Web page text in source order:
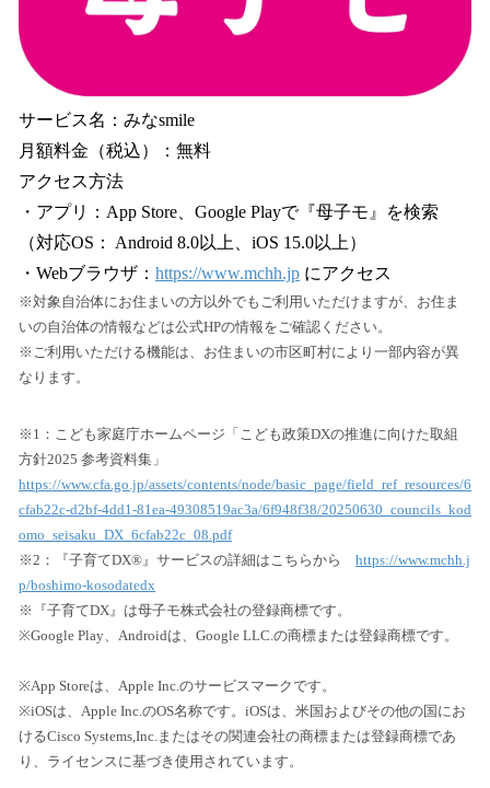
サービス名：みなsmile
月額料金（税込）：無料
アクセス方法
・アプリ：App Store、Google Playで『母子モ』を検索
（対応OS： Android 8.0以上、iOS 15.0以上）
・Webブラウザ： https://www.mchh.jp にアクセス
※対象自治体にお住まいの方以外でもご利用いただけますが、お住ま
いの自治体の情報などは公式HPの情報をご確認ください。
※ご利用いただける機能は、お住まいの市区町村により一部内容が異
なります。
※1：こども家庭庁ホームページ「こども政策DXの推進に向けた取組
方針2025 参考資料集」
https://www.cfa.go.jp/assets/contents/node/basic_page/field_ref_resources/6
cfab22c-d2bf-4dd1-81ea-49308519ac3a/6f948f38/20250630_councils_kod
omo_seisaku_DX_6cfab22c_08.pdf
※2：『子育てDX®』サービスの詳細はこちらから https://www.mchh.j
p/boshimo-kosodatedx
※『子育てDX』は母子モ株式会社の登録商標です。
※Google Play、Androidは、Google LLC.の商標または登録商標です。
※App Storeは、Apple Inc.のサービスマークです。
※iOSは、Apple Inc.のOS名称です。iOSは、米国およびその他の国にお
けるCisco Systems,Inc.またはその関連会社の商標または登録商標であ
り、ライセンスに基づき使用されています。